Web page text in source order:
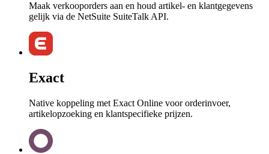
Maak verkooporders aan en houd artikel- en klantgegevens
gelijk via de NetSuite SuiteTalk API.
Exact
Native koppeling met Exact Online voor orderinvoer,
artikelopzoeking en klantspecifieke prijzen.